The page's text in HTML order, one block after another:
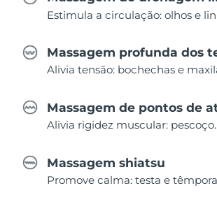
Estimula a circulação: olhos e
Massagem profunda dos
Alivia tensão: bochechas e
Massagem de pontos de
Alivia rigidez muscular: pescoço.
Massagem shiatsu
Promove calma: testa e